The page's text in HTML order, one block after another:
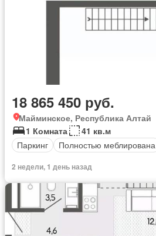
18 865 450 руб.
Майминское, Республика Алтай
1 Комната
41 кв.м
Паркинг
Полностью меблирована
2 недели, 1 день назад